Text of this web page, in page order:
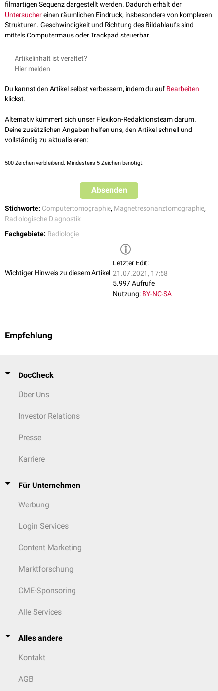
filmartigen Sequenz dargestellt werden. Dadurch erhält der
Untersuchereinen räumlichen Eindruck, insbesondere von komplexen
Strukturen. Geschwindigkeit und Richtung des Bildablaufs sind
mittels Computermaus oder Trackpad steuerbar.
Artikelinhalt ist veraltet?
Hier melden
Du kannst den Artikel selbst verbessern, indem du auf Bearbeiten
klickst.
Alternativ kümmert sich unser Flexikon-Redaktionsteam darum.
Deine zusätzlichen Angaben helfen uns, den Artikel schnell und
vollständig zu aktualisieren:
500 Zeichen verbleibend. Mindestens 5 Zeichen benötigt.
Absenden
Stichworte: Computertomographie, Magnetresonanztomographie,
Radiologische Diagnostik
Fachgebiete: Radiologie
Wichtiger Hinweis zu diesem Artikel
Letzter Edit:
21.07.2021, 17:58
5.997 Aufrufe
Nutzung: BY-NC-SA
Empfehlung
DocCheck
Über Uns
Investor Relations
Presse
Karriere
Für Unternehmen
Werbung
Login Services
Content Marketing
Marktforschung
CME-Sponsoring
Alle Services
Alles andere
Kontakt
AGB